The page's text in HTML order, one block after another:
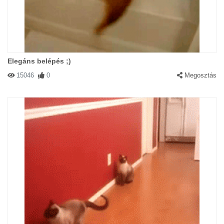
Elegáns belépés ;)
15046 0 Megosztás